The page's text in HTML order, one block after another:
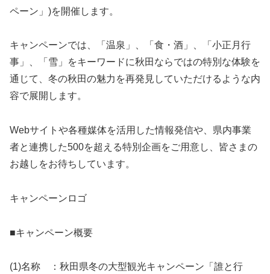
ペーン」)を開催します。
キャンペーンでは、「温泉」、「食・酒」、「小正月行
事」、「雪」をキーワードに秋田ならではの特別な体験を
通じて、冬の秋田の魅力を再発見していただけるような内
容で展開します。
Webサイトや各種媒体を活用した情報発信や、県内事業
者と連携した500を超える特別企画をご用意し、皆さまの
お越しをお待ちしています。
キャンペーンロゴ
■キャンペーン概要
(1)名称 ：秋田県冬の大型観光キャンペーン「誰と行